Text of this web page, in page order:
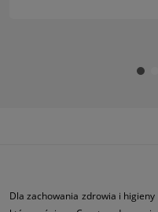
Dla zachowania zdrowia i